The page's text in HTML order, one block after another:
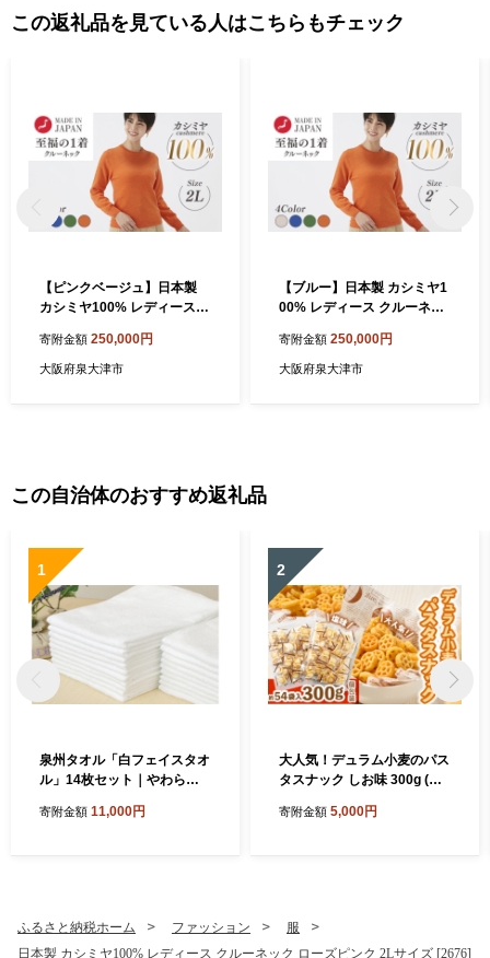
この返礼品を見ている人はこちらもチェック
【ピンクベージュ】日本製
カシミヤ100% レディース
寄附金額 250,000円
大阪府泉大津市
【ブルー】日本製 カシミヤ1
00% レディース クルーネッ
寄附金額 250,000円
大阪府泉大津市
この自治体のおすすめ返礼品
1
泉州タオル「白フェイスタオ
ル」14枚セット｜やわらか
性 普段使い 泉州タオル [381
寄附金額 11,000円
2
大人気！デュラム小麦のパス
タスナック しお味 300g (約5
個包装 パスタ スナック 塩味
寄附金額 5,000円
ふるさと納税ホーム ファッション
服
日本製 カシミヤ100% レディース クルーネック ローズピンク 2Lサイズ [2676]